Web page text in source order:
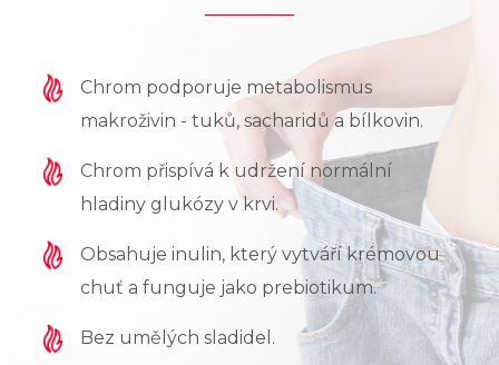
Chrom podporuje metabolismus
makroživin - tuků, sacharidů a bílkovin.
Chrom přispívá k udržení normální
hladiny glukózy v krvi.
Obsahuje inulin, který vytváří krémovou
chuť a funguje jako prebiotikum.
Bez umělých sladidel.